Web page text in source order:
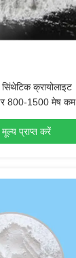
क्रायोलाइट
800-1500 मेष कम
मूल्य प्राप्त करें